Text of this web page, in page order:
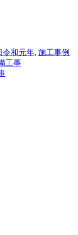
カ
テ
ゴ
令和元年, 施工事例
工事